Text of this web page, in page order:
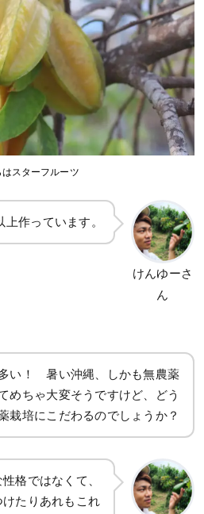
はスターフルーツ
作っています。
けんゆーさ
ん
い！ 暑い沖縄、しかも無農薬
めちゃ大変そうですけど、どう
栽培にこだわるのでしょうか？
格ではなくて、
たりあれもこれ